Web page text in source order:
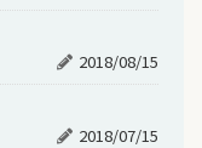
2018/08/15
2018/07/15